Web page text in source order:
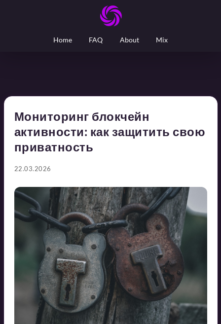
Home FAQ About Mix
Мониторинг блокчейн
активности: как защитить свою
приватность
22.03.2026